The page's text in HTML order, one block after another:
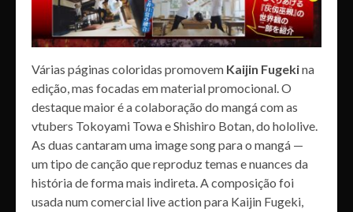
Várias páginas coloridas promovem Kaijin Fugekina
edição, mas focadas em material promocional. O
destaque maior é a colaboração do mangá com as
vtubers Tokoyami Towa e Shishiro Botan, do hololive.
As duas cantaram uma image song para o mangá —
um tipo de canção que reproduz temas e nuances da
história de forma mais indireta. A composição foi
usada num comercial live action para Kaijin Fugeki,